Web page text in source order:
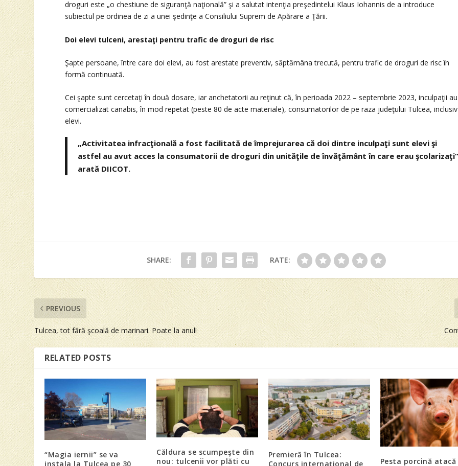
droguri este „o chestiune de siguranţă naţională” şi a salutat intenţia preşedintelui Klaus Iohannis de a introduce
subiectul pe ordinea de zi a unei şedinţe a Consiliului Suprem de Apărare a Ţării.
Doi elevi tulceni, arestaţi pentru trafic de droguri de risc
Şapte persoane, între care doi elevi, au fost arestate preventiv, săptămâna trecută, pentru trafic de droguri de risc în
formă continuată.
Cei şapte sunt cercetaţi în două dosare, iar anchetatorii au reţinut că, în perioada 2022 – septembrie 2023, inculpaţii au
comercializat canabis, în mod repetat (peste 80 de acte materiale), consumatorilor de pe raza judeţului Tulcea, inclusiv
elevi.
„Activitatea infracţională a fost facilitată de împrejurarea că doi dintre inculpaţi sunt elevi şi
astfel au avut acces la consumatorii de droguri din unităţile de învăţământ în care erau
arată DIICOT.
SHARE: RATE:
PREVIOUS
Tulcea, tot fără şcoală de marinari. Poate la anul!
RELATED POSTS
“Magia iernii” se va
instala la Tulcea pe 30
Căldura se scumpeşte din
nou: tulcenii vor plăti cu
Premieră în Tulcea:
Concurs internaţional de
Pesta porcină